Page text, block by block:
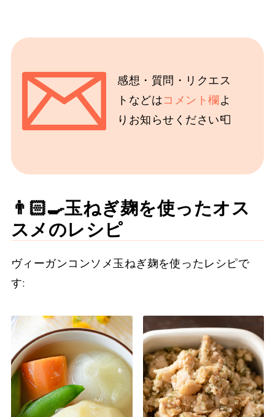
感想・質問・リクエス
トなどはコメント欄 よ
りお知らせください📮
👨🏻‍🍳玉ねぎ麹を使ったオス
スメのレシピ
ヴィーガンコンソメ玉ねぎ麹を使ったレシピで
す: